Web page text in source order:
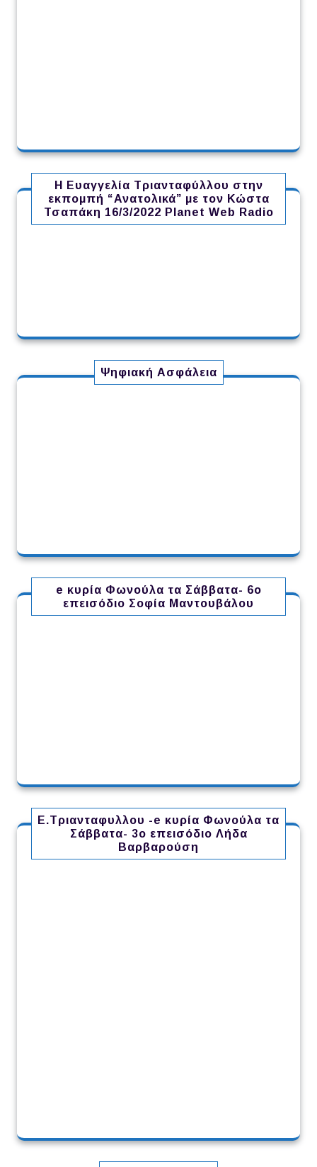
Η Ευαγγελία Τριανταφύλλου στην
εκπομπή “Ανατολικά” με τον Κώστα
Τσαπάκη 16/3/2022 Planet Web Radio
Ψηφιακή Ασφάλεια
e κυρία Φωνούλα τα Σάββατα- 6ο
επεισόδιο Σοφία Μαντουβάλου
Ε.Τριανταφυλλου -e κυρία Φωνούλα τα
Σάββατα- 3ο επεισόδιο Λήδα
Βαρβαρούση